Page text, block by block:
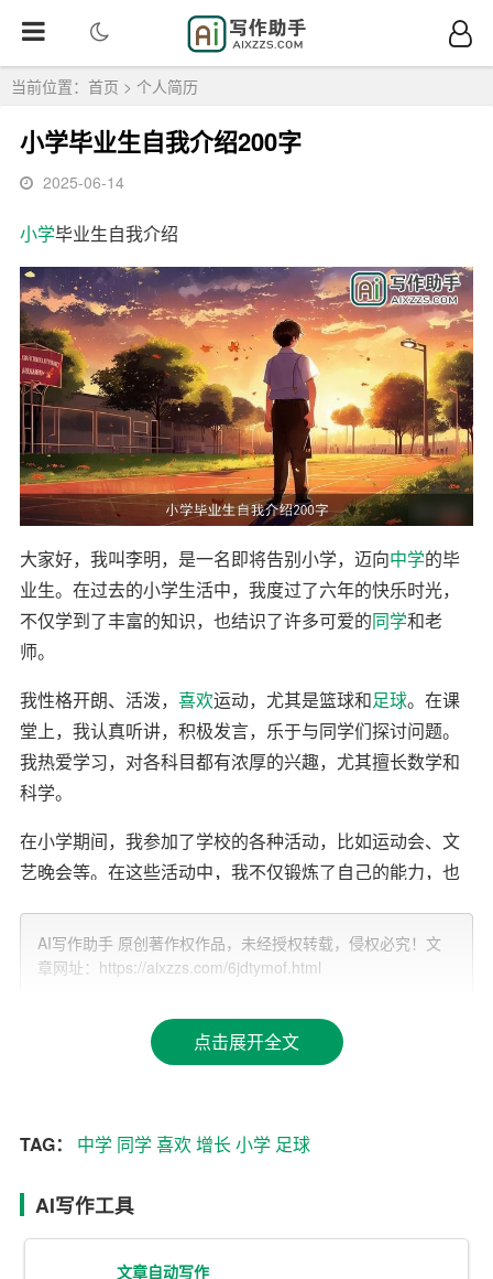
当前位置： 首页 > 个人简历
小学毕业生自我介绍200字
2025-06-14
小学毕业生自我介绍
大家好，我叫李明，是一名即将告别小学，迈向中学的毕
业生。在过去的小学生活中，我度过了六年的快乐时光，
不仅学到了丰富的知识，也结识了许多可爱的同学和老
师。
我性格开朗、活泼， 喜欢运动，尤其是篮球和足球。在课
堂上，我认真听讲，积极发言，乐于与同学们探讨问题。
我热爱学习，对各科目都有浓厚的兴趣，尤其擅长数学和
科学。
在小学期间，我参加了学校的各种活动，比如运动会、文
艺晚会等。在这些活动中，我不仅锻炼了自己的能力，也
我热爱生活，喜欢阅读，通过书籍我了解到了很多有趣的
知识和故事。我也喜欢旅游，每次旅行都能让我开阔眼
即将告别小学，我充满了期待和憧憬。我相信，在未来的
AI写作助手 原创著作权作品，未经授权转载，侵权必究！文
章网址：https://aixzzs.com/6jdtymof.html
点击展开全文
TAG： 中学 同学喜欢 增长小学 足球
AI写作工具
文章自动写作